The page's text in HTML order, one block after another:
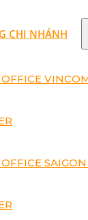
CHI NHÁNH
OFFICE
OFFICE